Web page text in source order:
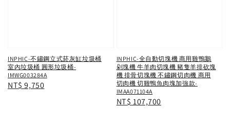
INPHIC-不鏽鋼立式菸灰缸垃圾桶
室內垃圾桶 圓形垃圾桶-
IMWG003284A
Regular
NT$ 9,750
INPHIC-全自動切塊機 商用雞鴨鵝
剁塊機 牛羊肉切塊機 豬隻羊排砍塊
機 排骨切塊機 不鏽鋼切肉機 商用
切肉機 切雞鴨魚肉塊加強款-
IMAA071104A
Regular
NT$ 107,700